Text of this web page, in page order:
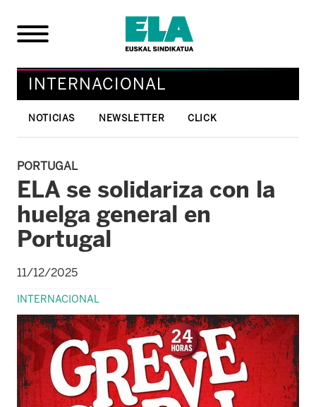
INTERNACIONAL
NOTICIAS NEWSLETTER CLICK
PORTUGAL
ELA se solidariza con la
huelga general en
Portugal
11/12/2025
INTERNACIONAL